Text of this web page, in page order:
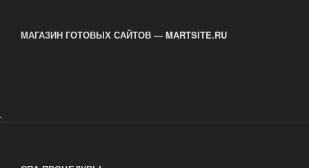
МАГАЗИН ГОТОВЫХ САЙТОВ — MARTSITE.RU
.